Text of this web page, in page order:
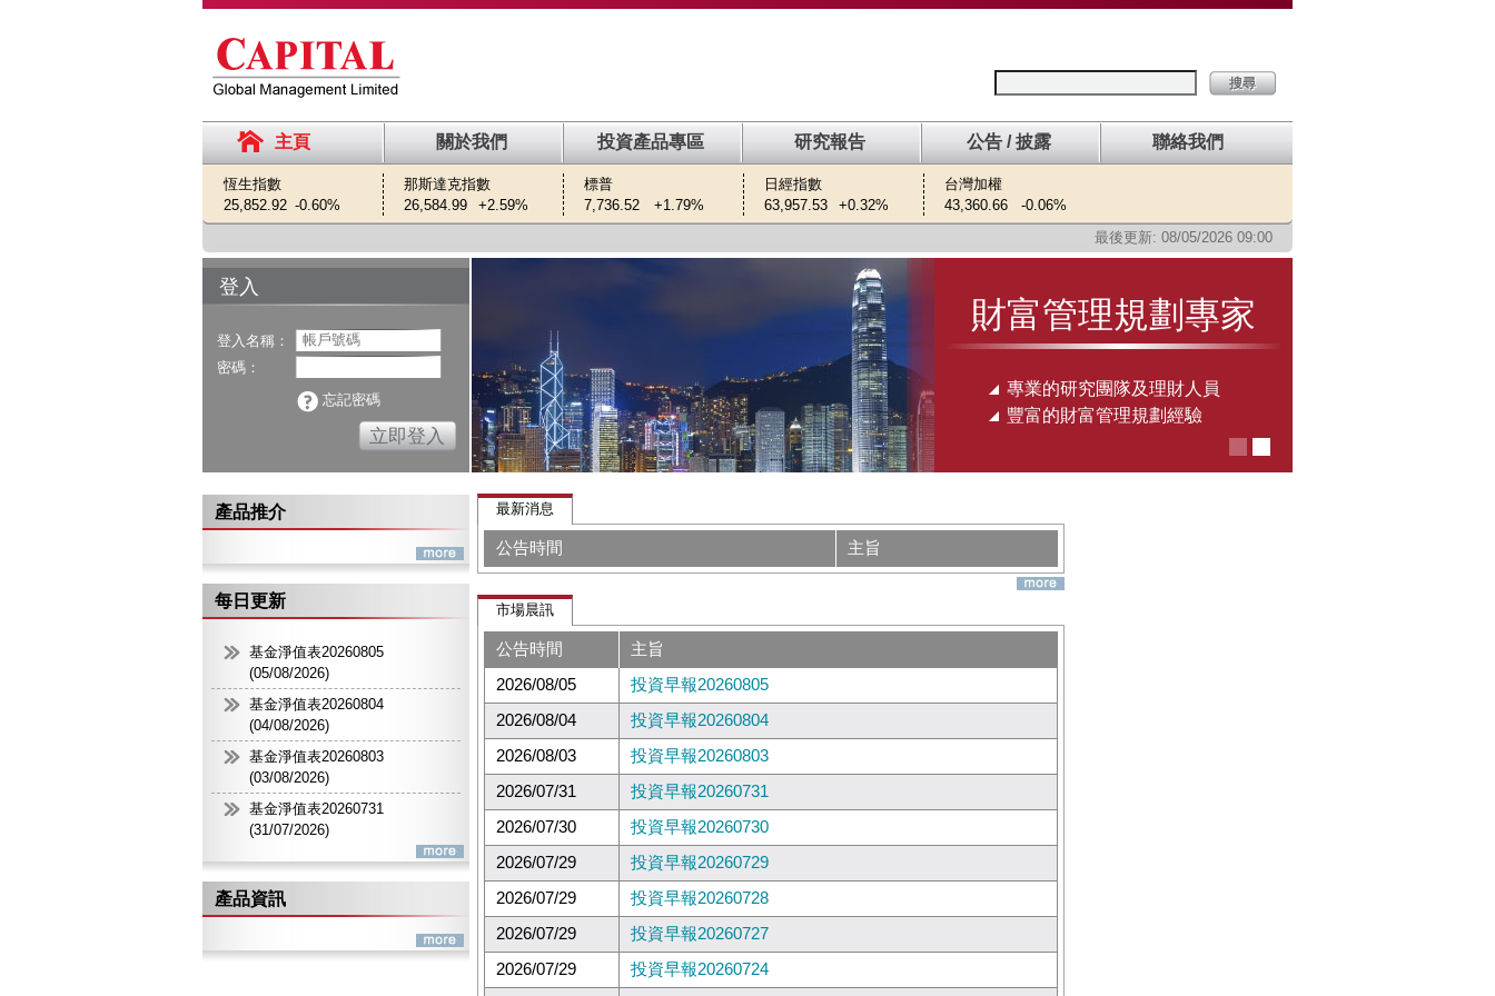
搜尋
主頁 關於我們 投資產品專區 研究報告 公告 / 披露 聯絡我們
恆生指數
25,852.92 -0.60%
那斯達克指數
26,584.99
+2.59%
標普
7,736.52
+1.79%
日經指數
63,957.53
+0.32%
台灣加權
43,360.66
-0.06%
最後更新: 08/05/2026 09:00
登入
登入名稱：
密碼：
忘記密碼
立即登入
財富管理規劃專家
專業的研究團隊及理財人員
豐富的財富管理規劃經驗
產品推介
每日更新
基金淨值表20260805
(05/08/2026)
基金淨值表20260804
(04/08/2026)
基金淨值表20260803
(03/08/2026)
基金淨值表20260731
(31/07/2026)
產品資訊
最新消息
公告時間 主旨
市場晨訊
公告時間
主旨
2026/08/05
投資早報20260805
2026/08/04
投資早報20260804
2026/08/03
投資早報20260803
2026/07/31
投資早報20260731
2026/07/30
投資早報20260730
2026/07/29
投資早報20260729
2026/07/29
投資早報20260728
2026/07/29
投資早報20260727
2026/07/29
投資早報20260724